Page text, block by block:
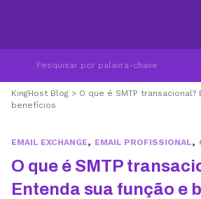
KingHost Blog > O que é SMTP
benefícios
EMAIL EXCHANGE, EMAIL PROFISSIONAL,
O que é SMTP
Entenda sua função e